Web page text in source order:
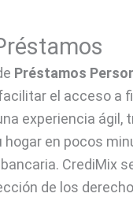
Préstamos
el acceso a
experiencia ágil,
en pocos
CrediMix
de los